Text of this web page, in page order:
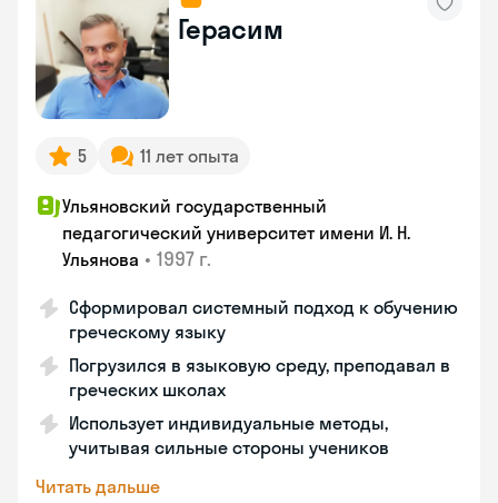
Герасим
5 11 лет опыта
Ульяновский государственный
педагогический университет имени И. Н.
Ульянова • 1997 г.
Сформировал системный подход к обучению
греческому языку
Погрузился в языковую среду, преподавал в
греческих школах
Использует индивидуальные методы,
учитывая сильные стороны учеников
Читать дальше